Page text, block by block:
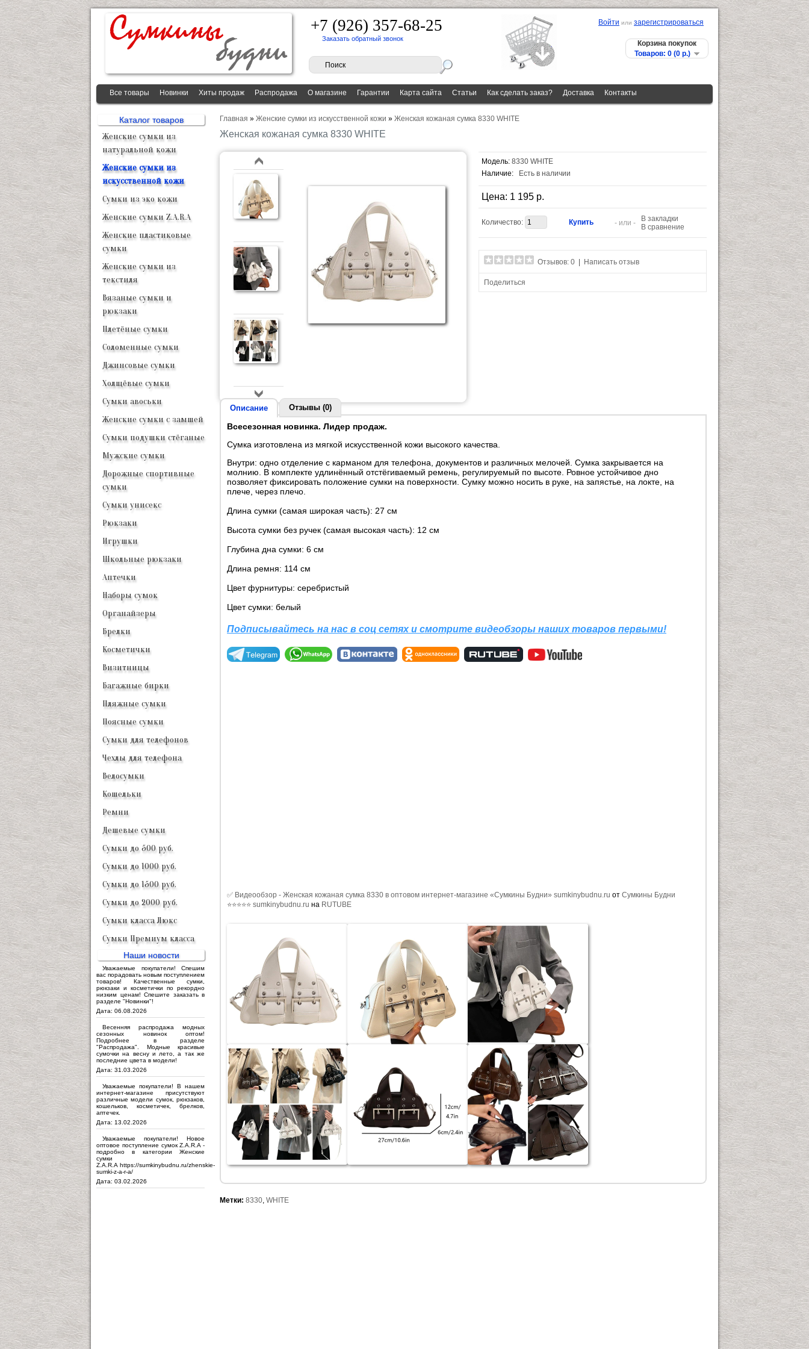
+7 (926) 357-68-25
Заказать обратный звонок
Корзина покупок
Товаров: 0 (0 p.)
Войти или зарегистрироваться
Все товары Новинки Хиты продаж Распродажа О магазине Гарантии Карта сайта Статьи Как сделать заказ? Доставка Контакты
Каталог товаров
Женские сумки из
натуральной кожи
Женские сумки из
искусственной кожи
Сумки из эко кожи
Женские сумки Z.A.R.A
Женские пластиковые
сумки
Женские сумки из
текстиля
Вязаные сумки и
рюкзаки
Плетёные сумки
Соломенные сумки
Джинсовые сумки
Холщёвые сумки
Сумки авоськи
Женские сумки с замшей
Сумки подушки стёганые
Мужские сумки
Дорожные спортивные
сумки
Сумки унисекс
Рюкзаки
Игрушки
Школьные рюкзаки
Аптечки
Наборы сумок
Органайзеры
Брелки
Косметички
Визитницы
Багажные бирки
Пляжные сумки
Поясные сумки
Сумки для телефонов
Чехлы для телефона
Велосумки
Кошельки
Ремни
Дешевые сумки
Сумки до 500 руб.
Сумки до 1000 руб.
Сумки до 1500 руб.
Сумки до 2000 руб.
Сумки класса Люкс
Сумки Премиум класса
Наши новости
Уважаемые покупатели! Спешим
вас порадовать новым поступлением
товаров! Качественные сумки,
рюкзаки и косметички по рекордно
низким ценам! Спешите заказать в
разделе "Новинки"!
Дата: 06.08.2026
Весенняя распродажа модных
сезонных новинок оптом!
Подробнее в разделе
"Распродажа". Модные красивые
сумочки на весну и лето, а так же
последние цвета в модели!
Дата: 31.03.2026
Уважаемые покупатели! В нашем
интернет-магазине присутствуют
различные модели сумок, рюкзаков,
кошельков, косметичек, брелков,
аптечек.
Дата: 13.02.2026
Уважаемые покупатели! Новое
оптовое поступление сумок Z.A.R.A -
подробно в категории Женские
сумки
Z.A.R.A https://sumkinybudnu.ru/zhenskie-
sumki-z-a-r-a/
Дата: 03.02.2026
Главная » Женские сумки из искусственной кожи » Женская кожаная сумка 8330 WHITE
Женская кожаная сумка 8330 WHITE
Модель: 8330 WHITE
Наличие:
Есть в наличии
Цена: 1 195 p.
Количество: - или -
В закладки
В сравнение
Отзывов: 0 Написать отзыв
Поделиться
Описание Отзывы (0)
Всесезонная новинка. Лидер продаж.
Сумка изготовлена из мягкой искусственной кожи высокого качества.
Внутри: одно отделение с карманом для телефона, документов и различных мелочей. Сумка закрывается на
молнию. В комплекте удлинённый отстёгиваемый ремень, регулируемый по высоте. Ровное устойчивое дно
позволяет фиксировать положение сумки на поверхности. Сумку можно носить в руке, на запястье, на локте, на
плече, через плечо.
Длина сумки (самая широкая часть): 27 см
Высота сумки без ручек (самая высокая часть): 12 см
Глубина дна сумки: 6 см
Длина ремня: 114 см
Цвет фурнитуры: серебристый
Цвет сумки: белый
Подписывайтесь на нас в соц сетях и смотрите видеобзоры наших товаров первыми!
✅ Видеообзор - Женская кожаная сумка 8330 в оптовом интернет-магазине «Сумкины Будни» sumkinybudnu.ru от Сумкины Будни
⭐⭐⭐⭐⭐ sumkinybudnu.ru на RUTUBE
Метки: 8330 WHITE